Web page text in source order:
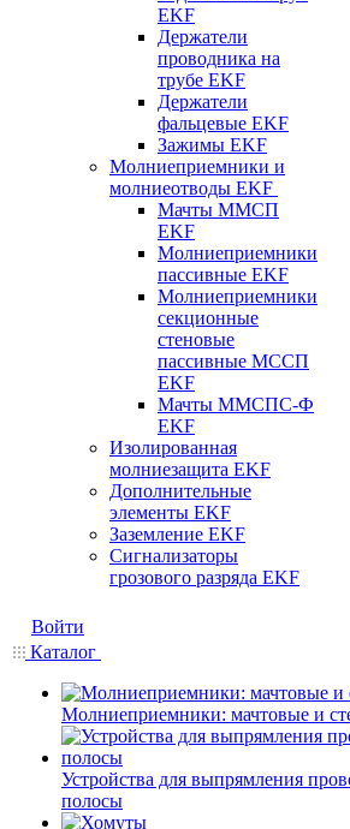
EKF
Держатели
проводника на
трубе EKF
Держатели
фальцевые EKF
Зажимы EKF
Молниеприемники и
молниеотводы EKF
Мачты ММСП
EKF
Молниеприемники
пассивные EKF
Молниеприемники
секционные
стеновые
пассивные МССП
EKF
Мачты ММСПС-Ф
EKF
Изолированная
молниезащита EKF
Дополнительные
элементы EKF
Заземление EKF
Сигнализаторы
грозового разряда EKF
Войти
Каталог
Молниеприемники: мачтовые и
Устройства для выпрямления
полосы